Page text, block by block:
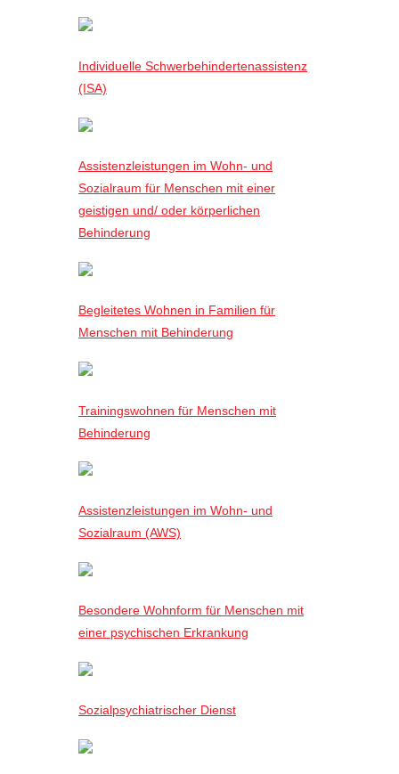
Individuelle Schwerbehindertenassistenz
(ISA)
Assistenzleistungen im Wohn- und
Sozialraum für Menschen mit einer
geistigen und/ oder körperlichen
Behinderung
Begleitetes Wohnen in Familien für
Menschen mit Behinderung
Trainingswohnen für Menschen mit
Behinderung
Assistenzleistungen im Wohn- und
Sozialraum (AWS)
Besondere Wohnform für Menschen mit
einer psychischen Erkrankung
Sozialpsychiatrischer Dienst